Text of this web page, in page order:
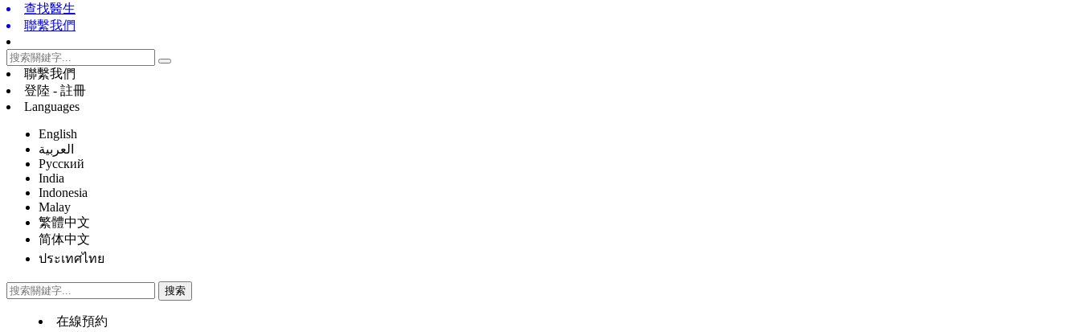
查找醫生
聯繫我們
聯繫我們
登陸 - 註冊
Languages
English
العربية
Русский
India
Indonesia
Malay
繁體中文
简体中文
ประเทศไทย
在線預約